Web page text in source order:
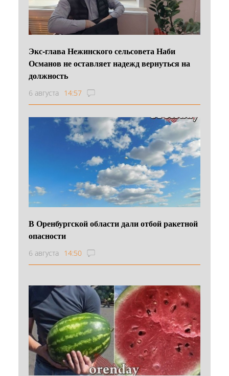
Экс-глава Нежинского сельсовета Наби
Османов не оставляет надежд вернуться на
должность
6 августа 14:57
В Оренбургской области дали отбой ракетной
опасности
6 августа 14:50